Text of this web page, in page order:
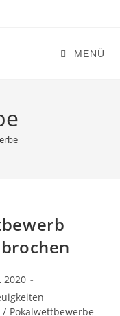
MENÜ
2020
/ Pokalwettbewerbe